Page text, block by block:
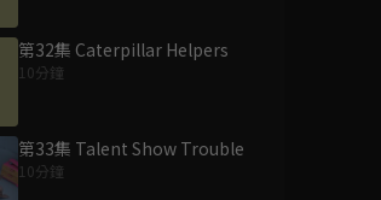
第32集 Caterpillar Helpers
10分鐘
第33集 Talent Show Trouble
10分鐘